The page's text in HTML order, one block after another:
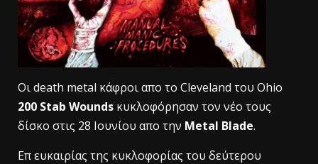
Oι death metal κάφροι απο το Cleveland του Ohio
200 Stab Wounds κυκλοφόρησαν τον νέο τους
δίσκο στις 28 Ιουνίου απο την Metal Blade.
Eπ ευκαιρίας της κυκλοφορίας του δεύτερου